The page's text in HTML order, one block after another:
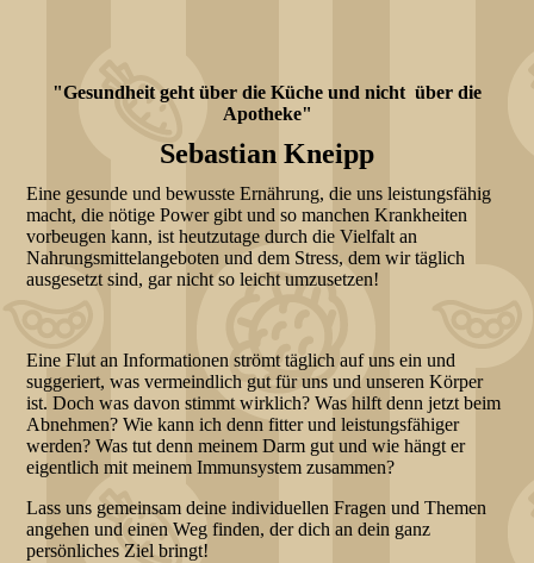
"Gesundheit geht über die Küche und nicht über die
Apotheke"
Sebastian Kneipp
Eine gesunde und bewusste Ernährung, die uns leistungsfähig
macht, die nötige Power gibt und so manchen Krankheiten
vorbeugen kann, ist heutzutage durch die Vielfalt an
Nahrungsmittelangeboten und dem Stress, dem wir täglich
ausgesetzt sind, gar nicht so leicht umzusetzen!
Eine Flut an Informationen strömt täglich auf uns ein und
suggeriert, was vermeindlich gut für uns und unseren Körper
ist. Doch was davon stimmt wirklich? Was hilft denn jetzt beim
Abnehmen? Wie kann ich denn fitter und leistungsfähiger
werden? Was tut denn meinem Darm gut und wie hängt er
eigentlich mit meinem Immunsystem zusammen?
Lass uns gemeinsam deine individuellen Fragen und Themen
angehen und einen Weg finden, der dich an dein ganz
persönliches Ziel bringt!